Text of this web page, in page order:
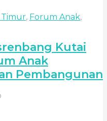
Timur, Forum Anak,
Kutai
Anak
Pembangunan